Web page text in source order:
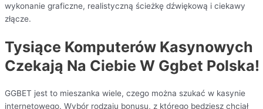
wykonanie graficzne, realistyczną ścieżkę dźwiękową i ciekawy
złącze.
Tysiące Komputerów Kasynowych
Czekają Na Ciebie W Ggbet Polska!
GGBET jest to mieszanka wiele, czego można szukać w kasynie
internetowego. Wybór rodzaju bonusu, z którego będziesz chciał